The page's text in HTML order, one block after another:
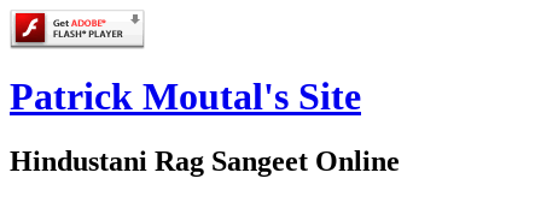
Patrick Moutal's Site
Hindustani Rag Sangeet Online